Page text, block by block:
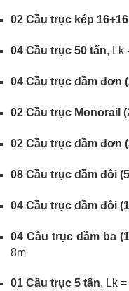
02 Cầu trục kép
04 Cầu trục 50 tấn, Lk
04 Cầu trục dầm đơn
02 Cầu trục Monorail
02 Cầu trục dầm đơn
08 Cầu trục dầm đôi
04 Cầu trục dầm đôi
04 Cầu trục dầm ba
8m
01 Cầu trục 5 tấn, Lk